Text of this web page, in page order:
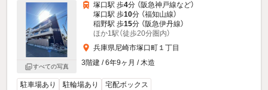
すべての写真
塚口駅 歩4分 （阪急神戸線など）
塚口駅 歩10分 （福知山線）
稲野駅 歩15分 （阪急伊丹線）
ほか1駅（徒歩20分圏内）
兵庫県尼崎市塚口町１丁目
3階建 / 6年9ヶ月 / 木造
駐車場あり 駐輪場あり 宅配ボックス